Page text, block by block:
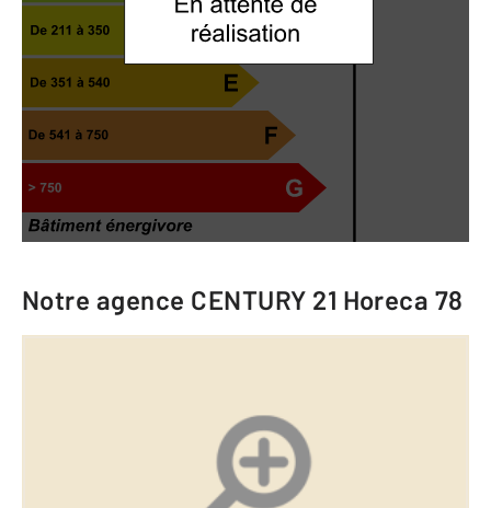
Notre agence CENTURY 21 Horeca 78